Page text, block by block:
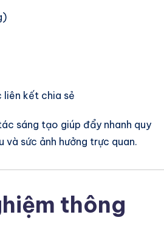
kết chia sẻ
sáng tạo giúp đẩy nhanh quy
sức ảnh hưởng trực quan.
thông